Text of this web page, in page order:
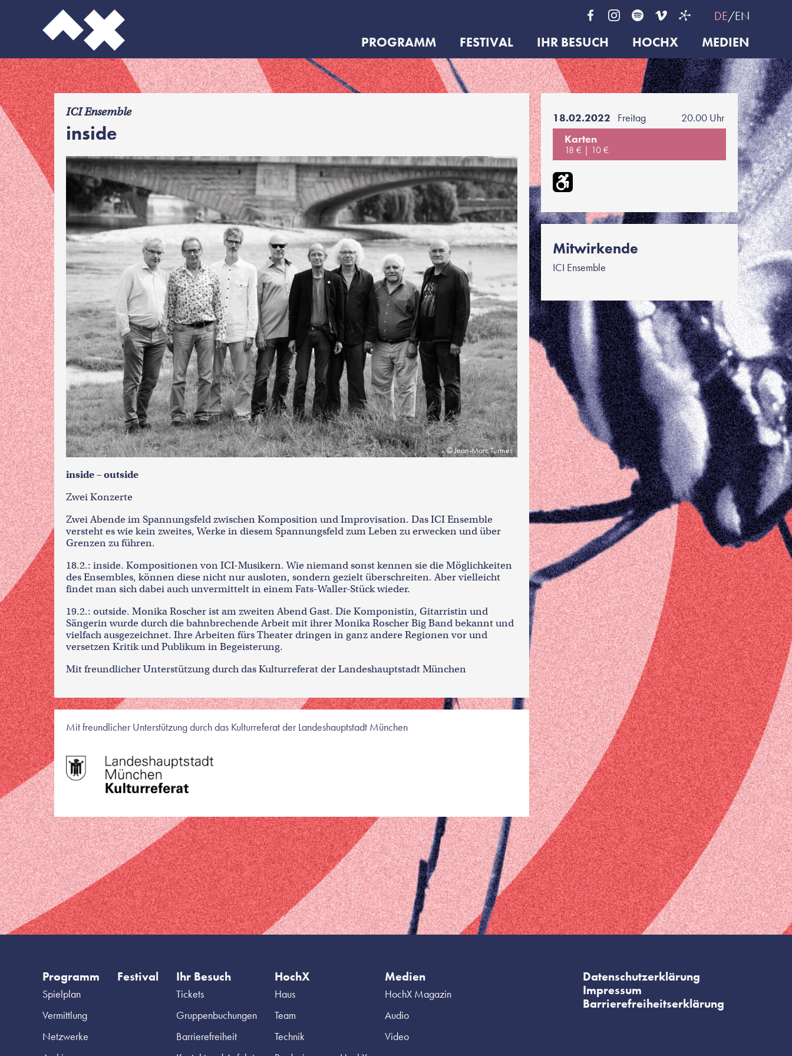
DE EN
PROGRAMM FESTIVAL IHR BESUCH HOCHX MEDIEN
f
ICI Ensemble
inside
Jean-Marc Turmes
inside – outside
Zwei Konzerte
Zwei Abende im Spannungsfeld zwischen Komposition und Improvisation. Das ICI Ensemble
versteht es wie kein zweites, Werke in diesem Spannungsfeld zum Leben zu erwecken und über
Grenzen zu führen.
18.2.: inside. Kompositionen von ICI-Musikern. Wie niemand sonst kennen sie die Möglichkeiten
des Ensembles, können diese nicht nur ausloten, sondern gezielt überschreiten. Aber vielleicht
findet man sich dabei auch unvermittelt in einem Fats-Waller-Stück wieder.
19.2.: outside. Monika Roscher ist am zweiten Abend Gast. Die Komponistin, Gitarristin und
Sängerin wurde durch die bahnbrechende Arbeit mit ihrer Monika Roscher Big Band bekannt und
vielfach ausgezeichnet. Ihre Arbeiten fürs Theater dringen in ganz andere Regionen vor und
versetzen Kritik und Publikum in Begeisterung.
Mit freundlicher Unterstützung durch das Kulturreferat der Landeshauptstadt München
Mit freundlicher Unterstützung durch das Kulturreferat der Landeshauptstadt München
18.02.2022 Freitag
20.00 Uhr
Karten
18 € 10 €
Mitwirkende
ICI Ensemble
Programm
Spielplan
Vermittlung
Netzwerke
Festival Ihr Besuch
Tickets
Gruppenbuchungen
Barrierefreiheit
HochX
Haus
Team
Technik
Medien
HochX Magazin
Audio
Video
Datenschutzerklärung
Impressum
Barrierefreiheitserklärung